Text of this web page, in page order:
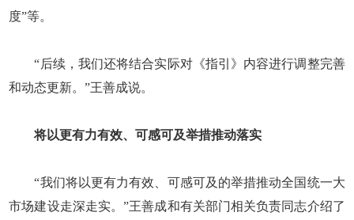
度”等。
“后续，我们还将结合实际对《指引》内容进行调整完善
和动态更新。”王善成说。
将以更有力有效、可感可及举措推动落实
“我们将以更有力有效、可感可及的举措推动全国统一大
市场建设走深走实。”王善成和有关部门相关负责同志介绍了